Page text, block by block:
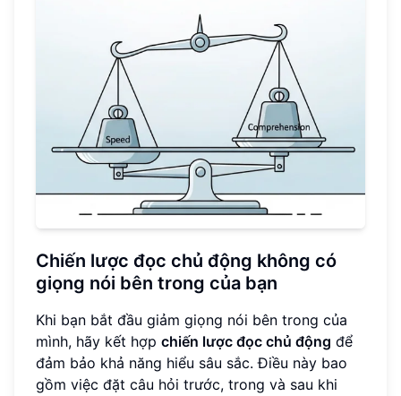
Chiến lược đọc chủ động không có
giọng nói bên trong của bạn
Khi bạn bắt đầu giảm giọng nói bên trong của
mình, hãy kết hợp chiến lược đọc chủ động để
đảm bảo khả năng hiểu sâu sắc. Điều này bao
gồm việc đặt câu hỏi trước, trong và sau khi